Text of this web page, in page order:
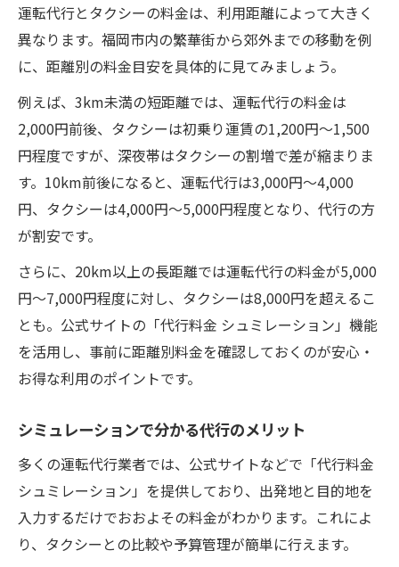
運転代行とタクシーの料金は、利用距離によって大きく
異なります。福岡市内の繁華街から郊外までの移動を例
に、距離別の料金目安を具体的に見てみましょう。
例えば、3km未満の短距離では、運転代行の料金は
2,000円前後、タクシーは初乗り運賃の1,200円〜1,500
円程度ですが、深夜帯はタクシーの割増で差が縮まりま
す。10km前後になると、運転代行は3,000円〜4,000
円、タクシーは4,000円〜5,000円程度となり、代行の方
が割安です。
さらに、20km以上の長距離では運転代行の料金が5,000
円〜7,000円程度に対し、タクシーは8,000円を超えるこ
とも。公式サイトの「代行料金 シュミレーション」機能
を活用し、事前に距離別料金を確認しておくのが安心・
お得な利用のポイントです。
シミュレーションで分かる代行のメリット
多くの運転代行業者では、公式サイトなどで「代行料金
シュミレーション」を提供しており、出発地と目的地を
入力するだけでおおよその料金がわかります。これによ
り、タクシーとの比較や予算管理が簡単に行えます。